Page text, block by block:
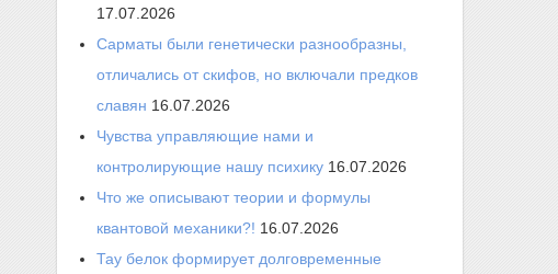
17.07.2026
Сарматы были генетически разнообразны,
отличались от скифов, но включали предков
славян 16.07.2026
Чувства управляющие нами и
контролирующие нашу психику 16.07.2026
Что же описывают теории и формулы
квантовой механики?! 16.07.2026
Тау белок формирует долговременные